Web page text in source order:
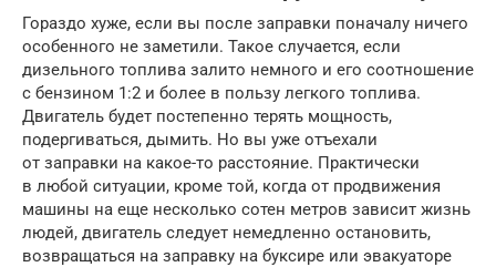
Гораздо хуже, если вы после заправки поначалу ничего
особенного не заметили. Такое случается, если
дизельного топлива залито немного и его соотношение
с бензином 1:2 и более в пользу легкого топлива.
Двигатель будет постепенно терять мощность,
подергиваться, дымить. Но вы уже отъехали
от заправки на какое-то расстояние. Практически
в любой ситуации, кроме той, когда от продвижения
машины на еще несколько сотен метров зависит жизнь
людей, двигатель следует немедленно остановить,
возвращаться на заправку на буксире или эвакуаторе